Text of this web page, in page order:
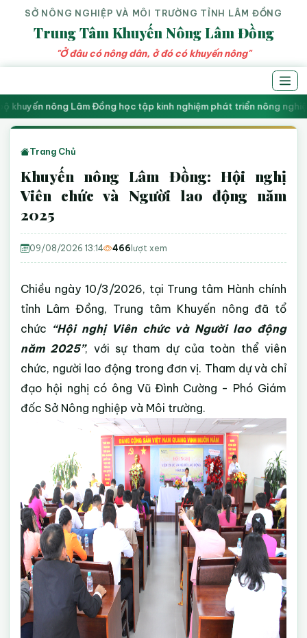
SỞ NÔNG NGHIỆP VÀ MÔI TRƯỜNG TỈNH LÂM ĐỒNG
Trung Tâm Khuyến Nông Lâm Đồng
"Ở đâu có nông dân, ở đó có khuyến nông"
khuyến nông Lâm Đồng học tập kinh nghiệm phát triển nông
Trang Chủ
Khuyến nông Lâm Đồng: Hội nghị
Viên chức và Người lao động năm
2025
09/08/2026 13:14 466 lượt xem
Chiều ngày 10/3/2026, tại Trung tâm Hành chính
tỉnh Lâm Đồng, Trung tâm Khuyến nông đã tổ
chức “Hội nghị Viên chức và Người lao động
năm 2025”, với sự tham dự của toàn thể viên
chức, người lao động trong đơn vị. Tham dự và chỉ
đạo hội nghị có ông Vũ Đình Cường - Phó Giám
đốc Sở Nông nghiệp và Môi trường.